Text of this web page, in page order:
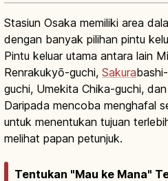
Stasiun Osaka memiliki area
dengan banyak pilihan pintu
Pintu keluar utama antara lain
Renrakukyō-guchi, Sakura
guchi, Umekita Chika-guchi,
Daripada mencoba menghafal
untuk menentukan tujuan
melihat papan petunjuk.
Tentukan "Mau ke Mana"